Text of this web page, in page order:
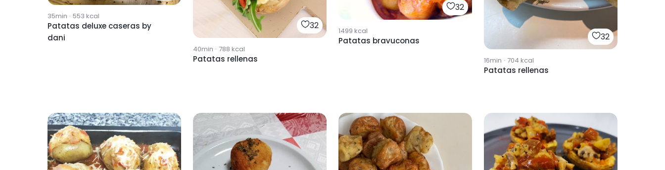
35min · 553 kcal
Patatas deluxe caseras by
dani
32
40min · 788 kcal
Patatas rellenas
32
1499 kcal
Patatas bravuconas 32
16min · 704 kcal
Patatas rellenas